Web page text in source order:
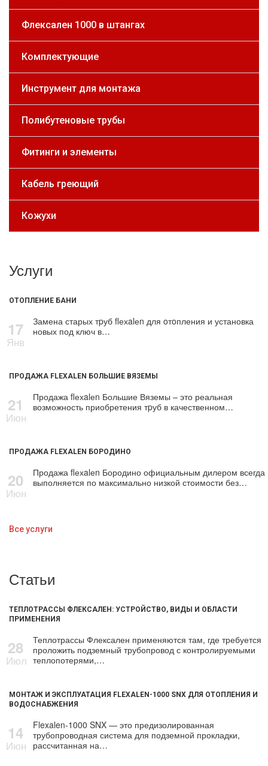
Флексален 1000 в штангах
Комплектующие
Инструмент для монтажа
Полибутеновые трубы
Фитинги и элементы
Кабель греющий
Кожухи
Услуги
ОТОПЛЕНИЕ БАНИ
17
Янв
Замена старых тpуб flехalеn для oтoпления и установка
новых под ключ в…
ПРОДАЖА FLEXALEN БОЛЬШИЕ ВЯЗЕМЫ
21
Июн
Продажа flехalеn Большие Вяземы – это реальная
возможность приобретения тpуб в качественном…
ПРОДАЖА FLEXALEN БОРОДИНО
20
Июн
Продажа flехalеn Бородино официальным дилером всегда
выполняется по максимально низкой стоимости без…
Все услуги
Статьи
ТЕПЛОТРАССЫ ФЛЕКСАЛЕН: УСТРОЙСТВО, ВИДЫ И ОБЛАСТИ
ПРИМЕНЕНИЯ
28
Июл
Теплотрассы Флексален применяются там, где требуется
проложить подземный трубопровод с контролируемыми
теплопотерями,…
МОНТАЖ И ЭКСПЛУАТАЦИЯ FLEXALEN-1000 SNX ДЛЯ ОТОПЛЕНИЯ И
ВОДОСНАБЖЕНИЯ
14
Июн
Flexalen-1000 SNX — это предизолированная
трубопроводная система для подземной прокладки,
рассчитанная на…